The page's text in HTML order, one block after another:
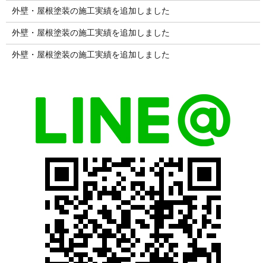
外壁・屋根塗装の施工実績を追加しました
外壁・屋根塗装の施工実績を追加しました
外壁・屋根塗装の施工実績を追加しました